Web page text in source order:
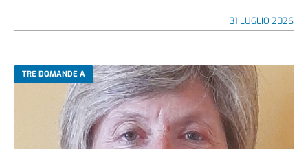
31 LUGLIO 2026
TRE DOMANDE A